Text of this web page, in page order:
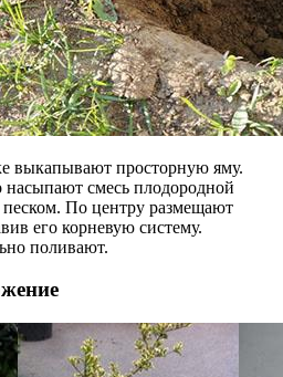
выкапывают просторную яму.
смесь плодородной
По центру размещают
его корневую систему.
поливают.